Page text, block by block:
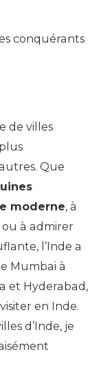
conquérants
de villes
Que
moderne, à
à admirer
l’Inde a
Mumbai à
et Hyderabad,
en Inde.
d’Inde, je